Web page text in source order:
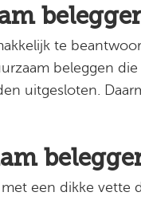
te
beleggen
uitgesloten.
een dikke vette